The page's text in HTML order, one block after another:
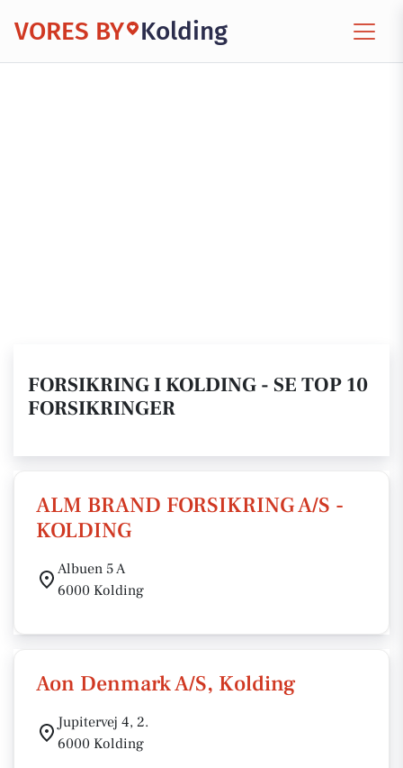
VORES BY Kolding
FORSIKRING I KOLDING - SE TOP 10
FORSIKRINGER
ALM BRAND FORSIKRING A/S -
KOLDING
Albuen 5 A
6000 Kolding
Aon Denmark A/S, Kolding
Jupitervej 4, 2.
6000 Kolding